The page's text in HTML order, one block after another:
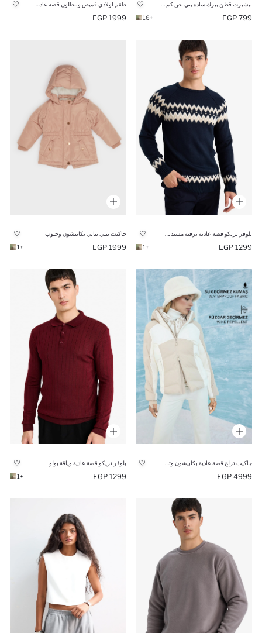
تيشيرت قطن بيزك سادة بني نص كم قصة عادية ورقبة مستديرة
799 EGP
+16
طقم اولادي قميص وبنطلون قصة عادية - قطعتين
1999 EGP
1299 EGP
+1
جاكيت بيبي بناتي بكابيشون وجيوب
1999 EGP
+1
4999 EGP
بلوفر تريكو قصة عادية وياقة بولو
1299 EGP
+1